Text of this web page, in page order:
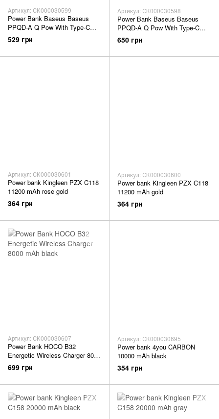
Артикул: СК000030599
Power Bank Baseus Baseus
PPQD-A Q Pow With Type-C
Cable 3A 10000mAh white
529 грн
Артикул: СК000030598
Power Bank Baseus Baseus
PPQD-A Q Pow With Type-C
Cable 3A 10000mAh black
650 грн
Артикул: СК000030601
Power bank Kingleen PZX C118
11200 mAh rose gold
364 грн
Артикул: СК000030600
Power bank Kingleen PZX C118
11200 mAh gold
364 грн
Артикул: СК000030607
Power Bank HOCO B32
Energetic Wireless Charger 8000
mAh black
699 грн
Артикул: СК000030695
Power bank 4you CARBON
10000 mAh black
354 грн